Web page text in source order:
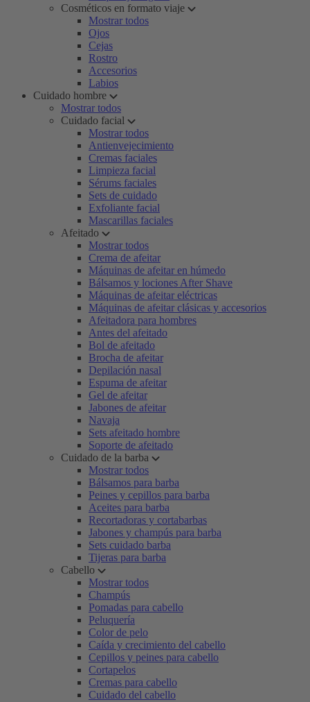
Cosméticos en formato viaje
Mostrar todos
Ojos
Cejas
Rostro
Accesorios
Labios
Cuidado hombre
Mostrar todos
Cuidado facial
Mostrar todos
Antienvejecimiento
Cremas faciales
Limpieza facial
Sérums faciales
Sets de cuidado
Exfoliante facial
Mascarillas faciales
Afeitado
Mostrar todos
Crema de afeitar
Máquinas de afeitar en húmedo
Bálsamos y lociones After Shave
Máquinas de afeitar eléctricas
Máquinas de afeitar clásicas y accesorios
Afeitadora para hombres
Antes del afeitado
Bol de afeitado
Brocha de afeitar
Depilación nasal
Espuma de afeitar
Gel de afeitar
Jabones de afeitar
Navaja
Sets afeitado hombre
Soporte de afeitado
Cuidado de la barba
Mostrar todos
Bálsamos para barba
Peines y cepillos para barba
Aceites para barba
Recortadoras y cortabarbas
Jabones y champús para barba
Sets cuidado barba
Tijeras para barba
Cabello
Mostrar todos
Champús
Pomadas para cabello
Peluquería
Color de pelo
Caída y crecimiento del cabello
Cepillos y peines para cabello
Cortapelos
Cremas para cabello
Cuidado del cabello